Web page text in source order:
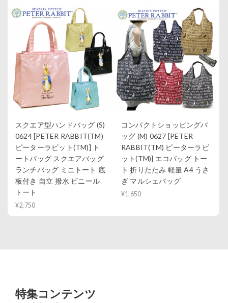
スクエア型ハンドバッグ (S)
0624 [PETER RABBIT(TM)
ピーターラビット(TM)] ト
ートバッグ スクエアバッグ
ランチバッグ ミニトート 底
板付き 自立 撥水 ビニール
トート
¥2,750
コンパクトショッピングバ
ッグ (M) 0627 [PETER
RABBIT(TM) ピーターラビ
ット(TM)] エコバッグ トー
ト 折りたたみ 軽量 A4 うさ
ぎ マルシェバッグ
¥1,650
特集コンテンツ